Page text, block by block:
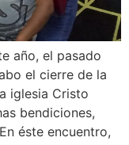
año, el pasado
el cierre de la
iglesia Cristo
bendiciones,
éste encuentro,